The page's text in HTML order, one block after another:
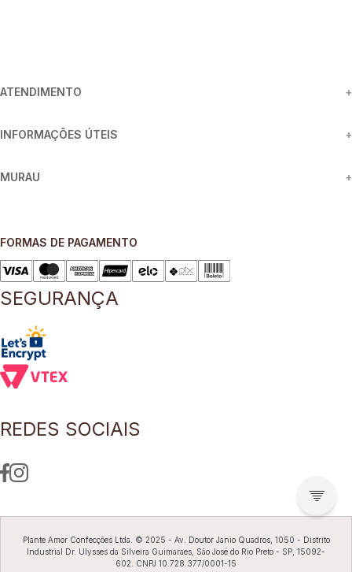
ATENDIMENTO +
INFORMAÇÕES ÚTEIS +
MURAU +
FORMAS DE PAGAMENTO
SEGURANÇA
REDES SOCIAIS
Plante Amor Confecções Ltda. © 2025 - Av. Doutor Janio Quadros, 1050 - Distrito
Industrial Dr. Ulysses da Silveira Guimaraes, São José do Rio Preto - SP, 15092-
602. CNPJ 10.728.377/0001-15